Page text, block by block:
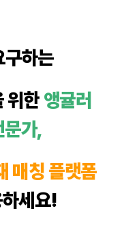
구하는
위한 앵귤러
가,
매칭 플랫폼
세요!